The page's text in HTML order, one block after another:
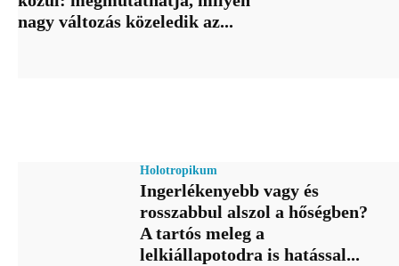
nagy változás közeledik az...
Holotropikum
Ingerlékenyebb vagy és
rosszabbul alszol a hőségben?
A tartós meleg a
lelkiállapotodra is hatással...